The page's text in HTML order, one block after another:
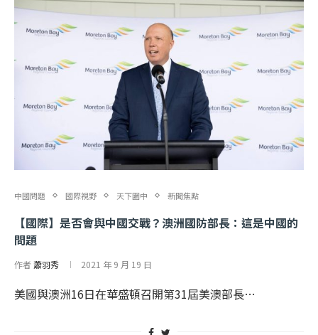
中國問題 國際視野 天下圍中 新聞焦點
【國際】是否會與中國交戰？澳洲國防部長：這是中國的
問題
作者蕭羽秀 2021 年 9 月 19 日
美國與澳洲16日在華盛頓召開第31屆美澳部長…